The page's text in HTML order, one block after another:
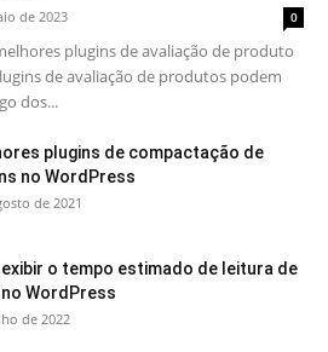
de 2023 0
plugins de avaliação de produto
de avaliação de produtos podem
dos...
plugins de compactação de
no WordPress
de 2021
exibir o tempo estimado de leitura de
WordPress
de 2022